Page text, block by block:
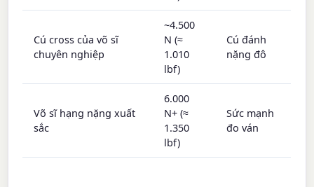
Cú cross của võ sĩ
chuyên nghiệp
~4.500
N (≈
1.010
lbf)
Cú đánh
nặng đô
Võ sĩ hạng nặng xuất
sắc
6.000
N+ (≈
1.350
lbf)
Sức mạnh
đo ván